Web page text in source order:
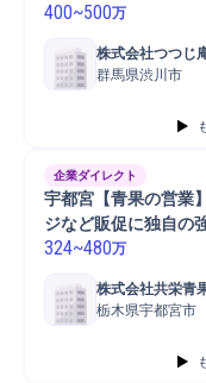
400~500万
株式会社つつじ
群馬県渋川市
企業ダイレクト
宇都宮【青果の営業
ジなど販促に独自の
324~480万
株式会社共栄青
栃木県宇都宮市